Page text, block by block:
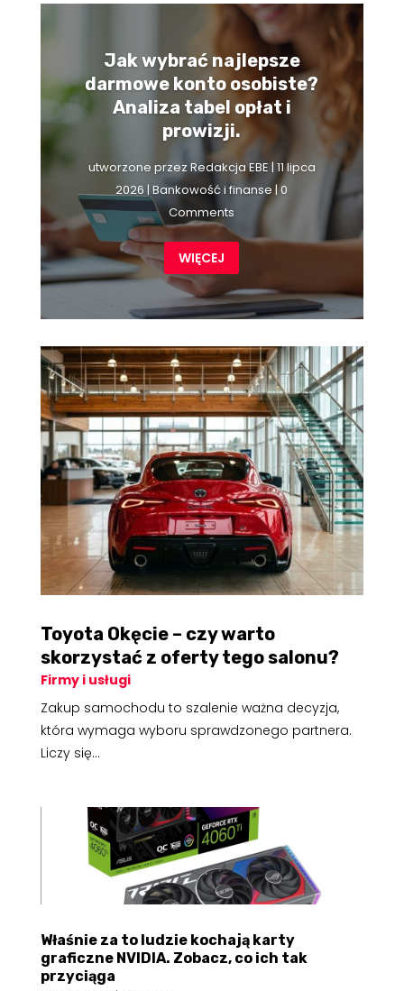
Jak wybrać najlepsze
darmowe konto osobiste?
Analiza tabel opłat i
prowizji.
utworzone przezRedakcja EBE | 11 lipca
2026 |Bankowość i finanse | 0
Comments
WIĘCEJ
Toyota Okęcie – czy warto
skorzystać z oferty tego salonu?
Firmy i usługi
Zakup samochodu to szalenie ważna decyzja,
która wymaga wyboru sprawdzonego partnera.
Liczy się...
Właśnie za to ludzie kochają karty
graficzne NVIDIA. Zobacz, co ich tak
przyciąga